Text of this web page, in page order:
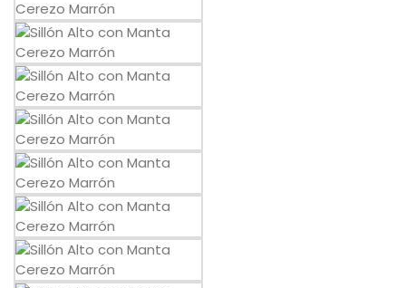
Sillas
Mesas
Sofás
Auxiliar
Dormitorios
ÚTILES
Tu cuenta